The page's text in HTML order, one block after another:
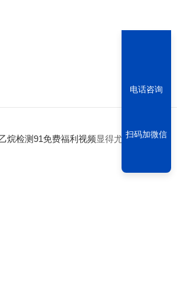
烷检测91免费福利视频显得尤为重要。
电话咨询
扫码加微信